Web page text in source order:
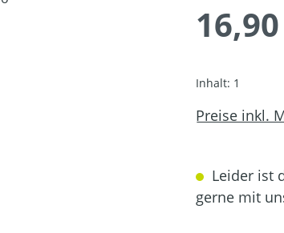
Inhalt: 1
Preise inkl.
Leider ist
gerne mit